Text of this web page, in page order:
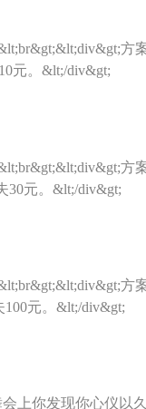
方
元。&lt;/div&gt;
方
30元。&lt;/div&gt;
方
元。&lt;/div&gt;
上你发现你心仪以